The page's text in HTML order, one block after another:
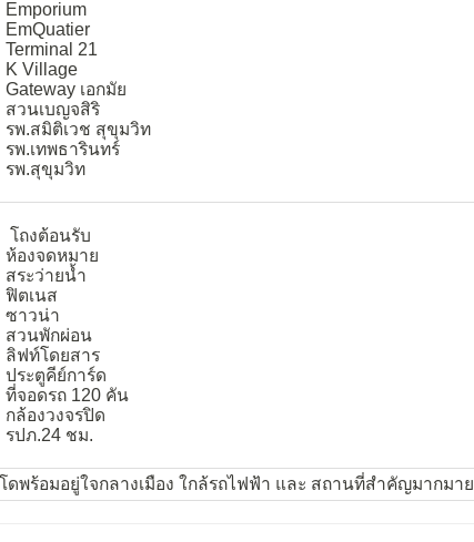
Emporium
EmQuatier
Terminal 21
K Village
Gateway เอกมัย
สวนเบญจสิริ
รพ.สมิติเวช สุขุมวิท
รพ.เทพธารินทร์
รพ.สุขุมวิท
โถงต้อนรับ
ห้องจดหมาย
สระว่ายน้ำ
ฟิตเนส
ซาวน่า
สวนพักผ่อน
ลิฟท์โดยสาร
ประตูคีย์การ์ด
ที่จอดรถ 120 คัน
กล้องวงจรปิด
รปภ.24 ชม.
ดพร้อมอยู่ใจกลางเมือง ใกล้รถไฟฟ้า และ สถานที่สำคัญมากมาย